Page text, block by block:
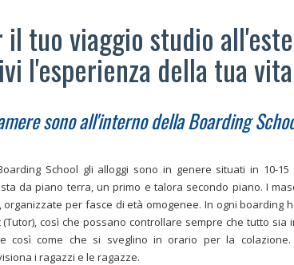
il tuo viaggio studio
l'esperienza della tua
sono all'interno della Boarding
School gli alloggi sono in genere situati in 10-15
da piano terra, un primo e talora secondo piano. I
organizzate per fasce di età omogenee. In ogni boarding
(Tutor), così che possano controllare sempre che tutto
così come che si sveglino in orario per la
i ragazzi e le ragazze.